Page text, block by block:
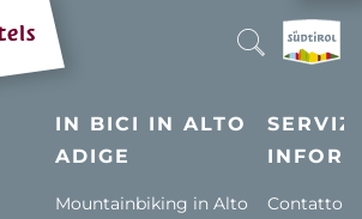
IN BICI IN ALTO
ADIGE
Mountainbiking in Alto
Contatto